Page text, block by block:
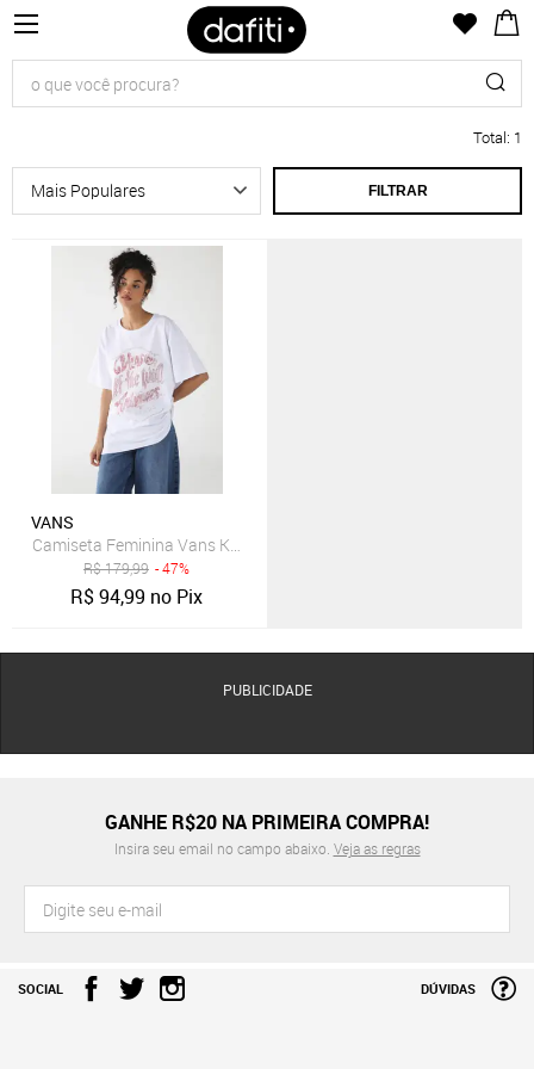
Total: 1
FILTRAR
VANS
Camiseta Feminina Vans Knit Branca
R$179,99 - 47%
R$94,99 no Pix
PUBLICIDADE
GANHE R$20 NA PRIMEIRA COMPRA!
Insira seu email no campo abaixo. Veja as regras
SOCIAL DÚVIDAS